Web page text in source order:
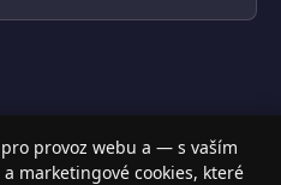
produkty, příslušenstvím a
a s jistotou.
provoz webu a — s vaším
marketingové cookies, které